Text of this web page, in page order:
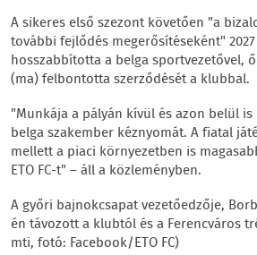
A sikeres első szezont követően "a
további fejlődés megerősítéseként"
hosszabbította a belga sportvezetővel,
(ma) felbontotta szerződését a klubbal.
"Munkája a pályán kívül és azon belül
belga szakember kéznyomát. A fiatal
mellett a piaci környezetben is
ETO FC-t" – áll a közleményben.
A győri bajnokcsapat vezetőedzője,
én távozott a klubtól és a Ferencváros
mti, fotó: Facebook/ETO FC)